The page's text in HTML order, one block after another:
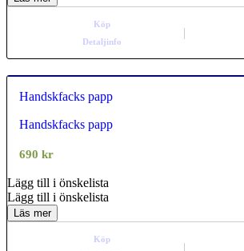
Köp
Detaljinfo
Handskfacks papp
Handskfacks papp
690 kr
Lägg till i önskelista
Lägg till i önskelista
Läs mer
Köp